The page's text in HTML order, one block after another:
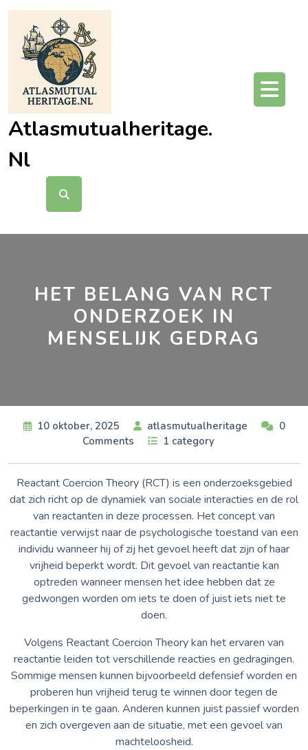
Ga
inhoud
Atlasmutualheritage.
Nl
HET BELANG VAN RCT
ONDERZOEK IN
MENSELIJK GEDRAG
10 oktober, 2025 atlasmutualheritage
0
Comments
1 category
Reactant Coercion Theory (RCT) is een onderzoeksgebied
dat zich richt op de dynamiek van sociale interacties en de rol
van reactanten in deze processen. Het concept van
reactantie verwijst naar de psychologische toestand van een
individu wanneer hij of zij het gevoel heeft dat zijn of haar
vrijheid beperkt wordt. Dit gevoel van reactantie kan
optreden wanneer mensen het idee hebben dat ze
gedwongen worden om iets te doen of juist iets niet te
doen.
Volgens Reactant Coercion Theory kan het ervaren van
reactantie leiden tot verschillende reacties en gedragingen.
Sommige mensen kunnen bijvoorbeeld defensief worden en
proberen hun vrijheid terug te winnen door tegen de
beperkingen in te gaan. Anderen kunnen juist passief worden
en zich overgeven aan de situatie, met een gevoel van
machteloosheid.